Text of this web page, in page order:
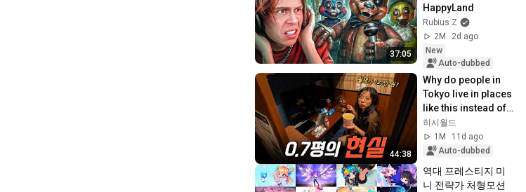
37:05
HappyLand
Rubius Z
2M
2d ago
New
Auto-dubbed
44:38
Why do people in
Tokyo live in places
like this instead of a
real home?
히시월드
1M
11d ago
Auto-dubbed
역대 프레스티지 미
니 전략가 처형모션